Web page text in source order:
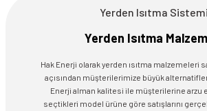
Yerden Isıtma Sistemi
Yerden Isıtma
Hak Enerji olarak yerden ısıtma malzemeleri
açısından müşterilerimize büyük alternatifler
Enerji alman kalitesi ile müşterilerine arzu
seçtikleri model ürüne göre satışlarını